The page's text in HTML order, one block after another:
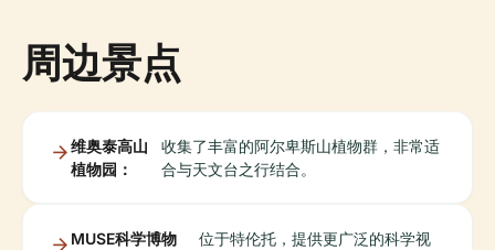
周边景点
维奥泰高山
植物园：
收集了丰富的阿尔卑斯山植物群，非常适
合与天文台之行结合。
MUSE科学博物 位于特伦托，提供更广泛的科学视